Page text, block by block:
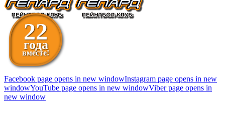
22
года
вместе!
Facebook page opens in new windowInstagram page opens in new
windowYouTube page opens in new windowViber page opens in
new window